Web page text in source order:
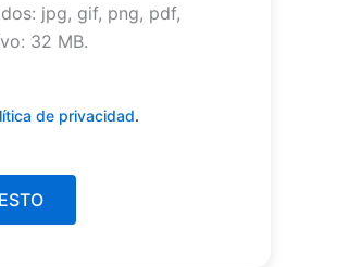
jpg, gif, png, pdf,
32 MB.
de privacidad.